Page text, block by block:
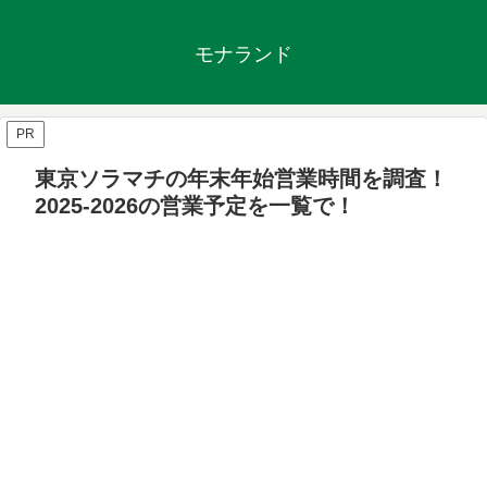
モナランド
PR
東京ソラマチの年末年始営業時間を調査！
2025-2026の営業予定を一覧で！